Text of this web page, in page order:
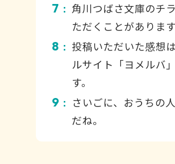
7 ： 角川つばさ文庫のチ
ただくことがあります
8 ： 投稿いただいた感想
ルサイト「ヨメルバ
す。
9 ：
さいごに、おうちの
だね。